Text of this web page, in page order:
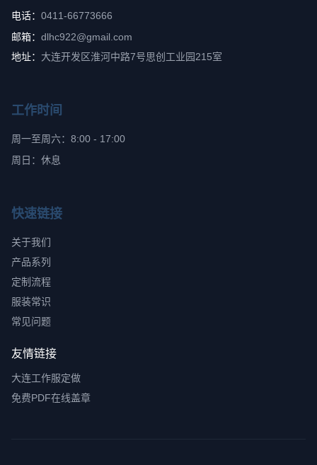
电话： 0411-66773666
邮箱： dlhc922@gmail.com
地址： 大连开发区淮河中路7号思创工业园215室
工作时间
周一至周六：8:00 - 17:00
周日：休息
快速链接
关于我们
产品系列
定制流程
服装常识
常见问题
友情链接
大连工作服定做
免费PDF在线盖章